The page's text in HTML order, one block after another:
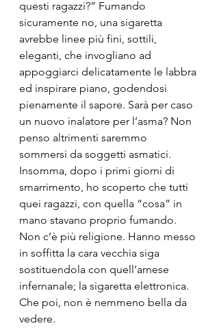
questi ragazzi?” Fumando
sicuramente no, una sigaretta
avrebbe linee più fini, sottili,
eleganti, che invogliano ad
appoggiarci delicatamente le labbra
ed inspirare piano, godendosi
pienamente il sapore. Sarà per caso
un nuovo inalatore per l’asma? Non
penso altrimenti saremmo
sommersi da soggetti asmatici.
Insomma, dopo i primi giorni di
smarrimento, ho scoperto che tutti
quei ragazzi, con quella “cosa” in
mano stavano proprio fumando.
Non c’è più religione. Hanno messo
in soffitta la cara vecchia siga
sostituendola con quell’arnese
infernanale; la sigaretta elettronica.
Che poi, non è nemmeno bella da
vedere.